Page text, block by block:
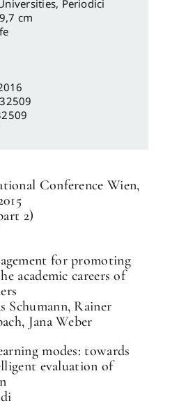
, Periodici
cm
Conference Wien,
2)
for promoting
academic careers of
Schumann, Rainer
Jana Weber
modes: towards
evaluation of